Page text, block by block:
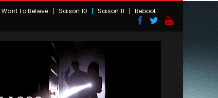
Want To Believe Saison 10 Saison 11 Reboot